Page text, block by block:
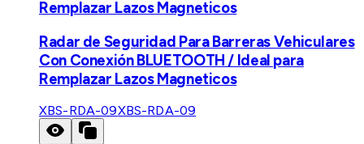
Remplazar Lazos Magneticos
Radar de Seguridad Para Barreras Vehiculares
Con Conexión BLUETOOTH / Ideal para
Remplazar Lazos Magneticos
XBS-RDA-09XBS-RDA-09